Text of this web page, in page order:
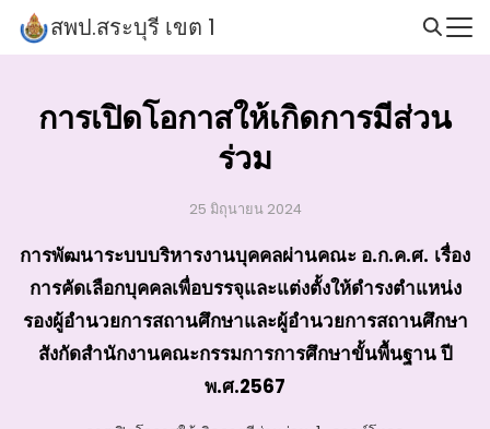
Skip
สพป.สระบุรี เขต 1
การเปิดโอกาสให้เกิดการมีส่วน
ร่วม
25 มิถุนายน 2024
การพัฒนาระบบบริหารงานบุคคลผ่านคณะ อ.ก.ค.ศ. เรื่อง
การคัดเลือกบุคคลเพื่อบรรจุและแต่งตั้งให้ดำรงตำแหน่ง
รองผู้อำนวยการสถานศึกษาและผู้อำนวยการสถานศึกษา
สังกัดสำนักงานคณะกรรมการการศึกษาขั้นพื้นฐาน ปี
พ.ศ.2567